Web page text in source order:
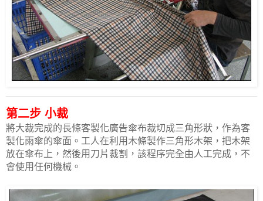
第二步 小裁
將大裁完成的長條客製化廣告傘布裁切成三角形狀，作為客
製化雨傘的傘面。 工人在利用木條製作三角形木架，把木架
放在傘布上，然後用刀片裁割，該程序完全由人工完成，不
會使用任何機械。